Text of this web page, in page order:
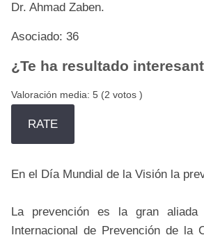
Dr. Ahmad Zaben.
Asociado: 36
¿Te ha resultado
Valoración media: 5 (2 votos )
En el Día Mundial de la Visión la
La prevención es la gran
Internacional de Prevención de